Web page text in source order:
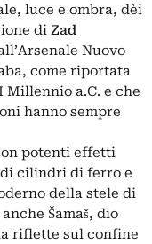
luce e ombra, dèi
di Zad
Nuovo
come riportata
a.C. e che
hanno sempre
potenti effetti
cilindri di ferro e
della stele di
Šamaš, dio
riflette sul confine